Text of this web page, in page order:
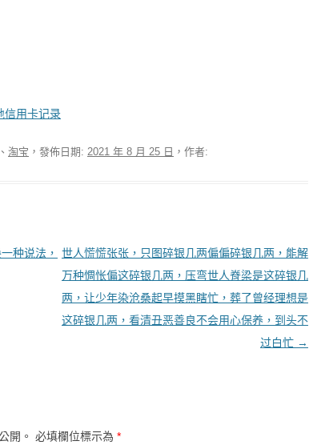
信用卡记录
、 淘宝 ，發佈日期: 2021 年 8 月 25 日 ，作者:
种说法，
世人慌慌张张，只图碎银几两偏偏碎银几两，能解
万种惆怅偏这碎银几两，压弯世人脊梁是这碎银几
两，让少年染沧桑起早摸黑瞎忙，葬了曾经理想是
这碎银几两，看清丑恶善良不会用心保养，到头不
过白忙 →
開。 必填欄位標示為 *